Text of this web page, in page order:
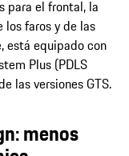
para el frontal, la
los faros y de las
está equipado con
Plus (PDLS
las versiones GTS.
menos